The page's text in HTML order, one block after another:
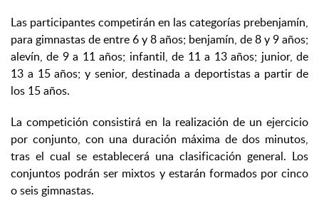
Las participantes competirán en las categorías prebenjamín,
para gimnastas de entre 6 y 8 años; benjamín, de 8 y 9 años;
alevín, de 9 a 11 años; infantil, de 11 a 13 años; junior, de
13 a 15 años; y senior, destinada a deportistas a partir de
los 15 años.
La competición consistirá en la realización de un ejercicio
por conjunto, con una duración máxima de dos minutos,
tras el cual se establecerá una clasificación general. Los
conjuntos podrán ser mixtos y estarán formados por cinco
o seis gimnastas.